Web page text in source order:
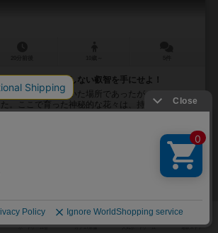
永遠の命と果てしない叡智を手にせよ！
秘密とされていた場所であったが、あなたは
。ここで育った神秘的な花々は、持ち主に永遠
147
持ってる